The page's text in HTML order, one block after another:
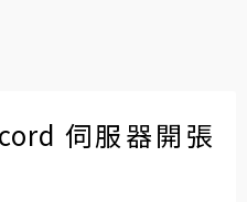
伺服器開張